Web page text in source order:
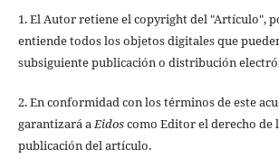
1. El Autor retiene el copyright del "Artículo",
entiende todos los objetos digitales que
subsiguiente publicación o distribución
2. En conformidad con los términos de este
garantizará aEidoscomo Editor el derecho de
publicación del artículo.